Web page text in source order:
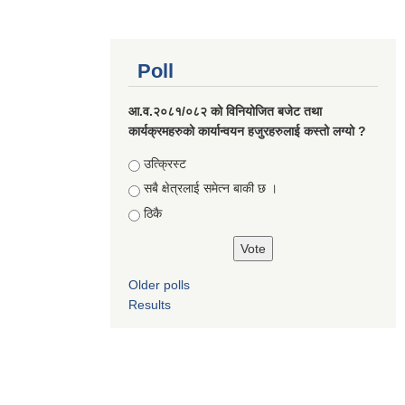
Poll
आ.व.२०८१/०८२ को विनियोजित बजेट तथा
कार्यक्रमहरुको कार्यान्वयन हजुरहरुलाई कस्तो लग्यो ?
Choices
उत्क्रिस्ट
सबै क्षेत्रलाई समेत्न बाकी छ ।
ठिकै
Older polls
Results